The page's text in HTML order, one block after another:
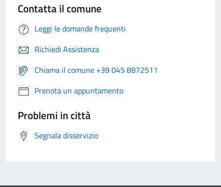
Contatta il comune
Leggi le domande frequenti
Richiedi Assistenza
Chiama il comune +39 045 8872511
Prenota un appuntamento
Problemi in città
Segnala disservizio